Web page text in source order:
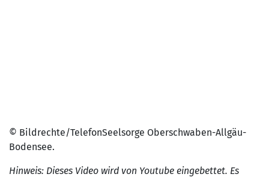
© Bildrechte/TelefonSeelsorge Oberschwaben-Allgäu-
Bodensee.
Hinweis: Dieses Video wird von Youtube eingebettet. Es